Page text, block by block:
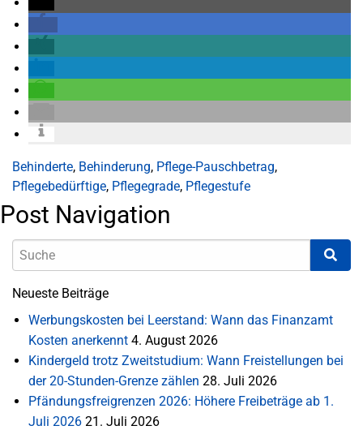
Behinderte, Behinderung, Pflege-Pauschbetrag,
Pflegebedürftige, Pflegegrade, Pflegestufe
Post Navigation
Neueste Beiträge
Werbungskosten bei Leerstand: Wann das Finanzamt
Kosten anerkennt 4. August 2026
Kindergeld trotz Zweitstudium: Wann Freistellungen bei
der 20-Stunden-Grenze zählen 28. Juli 2026
Pfändungsfreigrenzen 2026: Höhere Freibeträge ab 1.
Juli 2026 21. Juli 2026